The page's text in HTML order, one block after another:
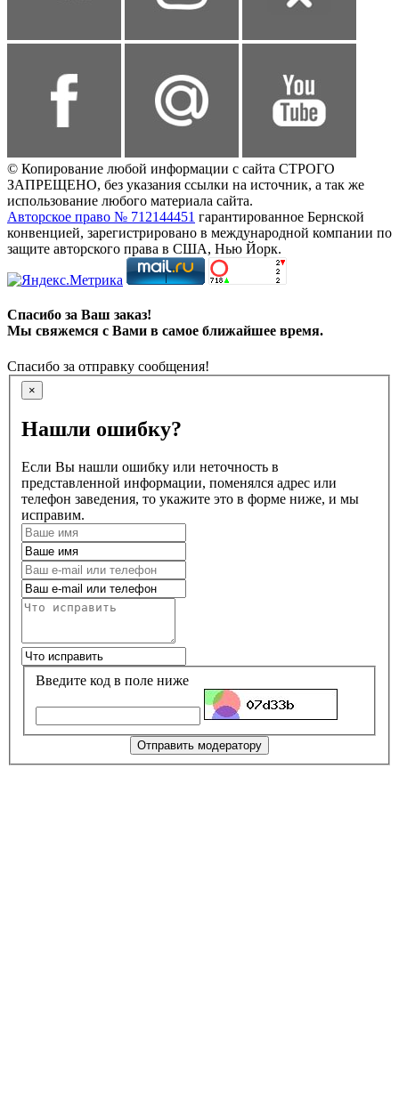
© Копирование любой информации с сайта СТРОГО
ЗАПРЕЩЕНО, без указания ссылки на источник, а так же
использование любого материала сайта.
Авторское право № 712144451 гарантированное Бернской
конвенцией, зарегистрировано в международной компании по
защите авторского права в США, Нью Йорк.
Спасибо за Ваш заказ!
Мы свяжемся с Вами в самое ближайшее время.
Спасибо за отправку сообщения!
×
Нашли ошибку?
Если Вы нашли ошибку или неточность в
представленной информации, поменялся адрес или
телефон заведения, то укажите это в форме ниже, и мы
исправим.
Введите код в поле ниже
Отправить модератору